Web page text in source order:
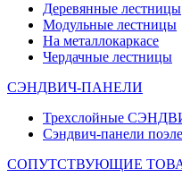
Деревянные лестницы
Модульные лестницы
На металлокаркасе
Чердачные лестницы
СЭНДВИЧ-ПАНЕЛИ
Трехслойные
Сэндвич-панели
СОПУТСТВУЮЩИЕ